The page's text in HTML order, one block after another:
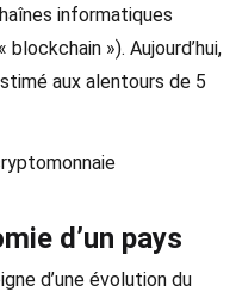
informatiques
»). Aujourd’hui,
aux alentours de 5
d’un pays
d’une évolution du